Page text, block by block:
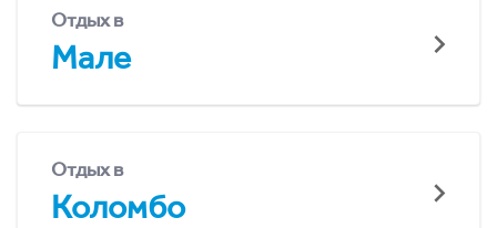
Отдых в
Мале
Отдых в
Коломбо